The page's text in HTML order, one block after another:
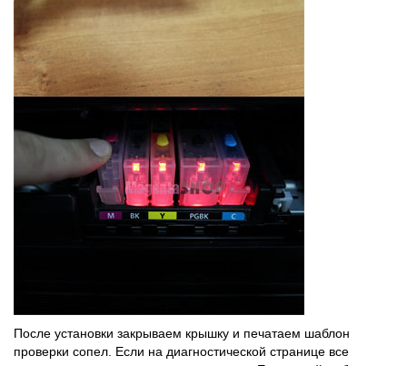
После установки закрываем крышку и печатаем шаблон
проверки сопел. Если на диагностической странице все